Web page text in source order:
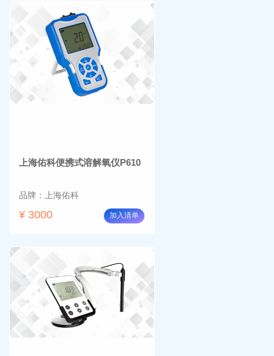
上海佑科便携式溶解氧仪P610
品牌：上海佑科
¥ 3000 加入清单